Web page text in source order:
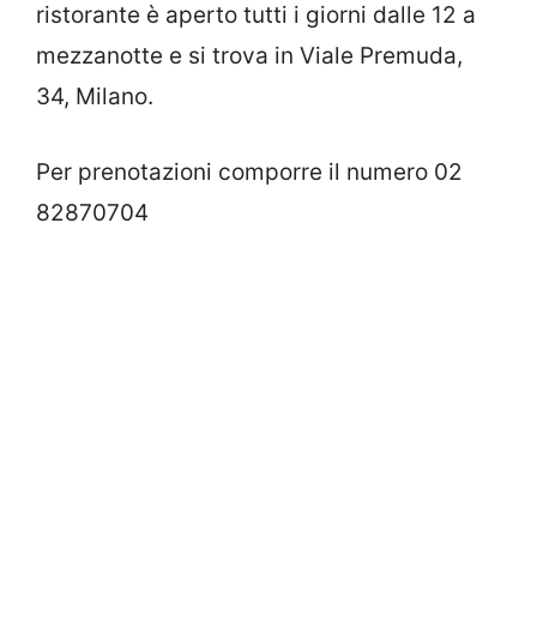
ristorante è aperto tutti i giorni dalle 12 a
mezzanotte e si trova in Viale Premuda,
34, Milano.
Per prenotazioni comporre il numero 02
82870704